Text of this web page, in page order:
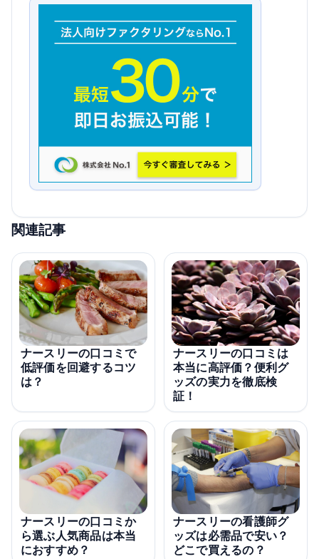
関連記事
ナースリーの口コミで
低評価を回避するコツ
は？
ナースリーの口コミは
本当に高評価？便利グ
ッズの実力を徹底検
証！
ナースリーの口コミか
ら選ぶ人気商品は本当
におすすめ？
ナースリーの看護師グ
ッズは必需品で安い？
どこで買えるの？